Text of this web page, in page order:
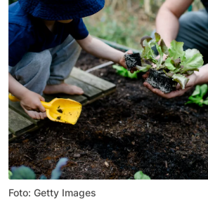
Foto: Getty Images